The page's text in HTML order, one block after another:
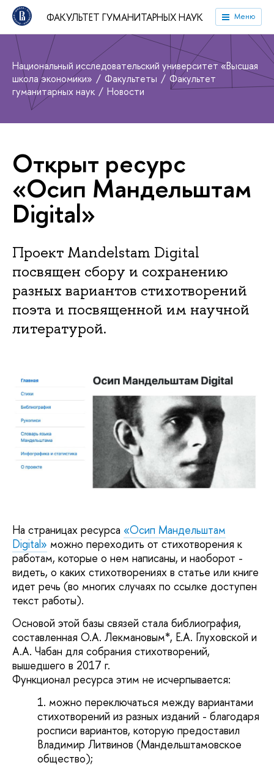
ФАКУЛЬТЕТ ГУМАНИТАРНЫХ НАУК Меню
Национальный исследовательский университет «Высшая
школа экономики»
Факультеты
Факультет
гуманитарных наук
Новости
Открыт ресурс
«Осип Мандельштам
Digital»
Проект Mandelstam Digital
посвящен сбору и сохранению
разных вариантов стихотворений
поэта и посвященной им научной
литературой.
На страницах ресурса «Осип Мандельштам
Digital» можно переходить от стихотворения к
работам, которые о нем написаны, и наоборот -
видеть, о каких стихотворениях в статье или книге
идет речь (во многих случаях по ссылке доступен
текст работы).
Основой этой базы связей стала библиография,
составленная О.А. Лекмановым*, Е.А. Глуховской и
А.А. Чабан для собрания стихотворений,
вышедшего в 2017 г.
Функционал ресурса этим не исчерпывается:
можно переключаться между вариантами
стихотворений из разных изданий - благодаря
росписи вариантов, которую предоставил
Владимир Литвинов (Мандельштамовское
общество);